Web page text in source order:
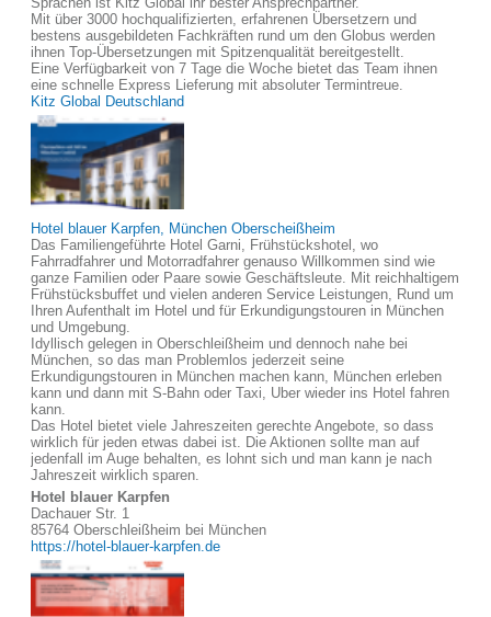
Mit über 3000 hochqualifizierten, erfahrenen Übersetzern und
bestens ausgebildeten Fachkräften rund um den Globus werden
ihnen Top-Übersetzungen mit Spitzenqualität bereitgestellt.
Eine Verfügbarkeit von 7 Tage die Woche bietet das Team ihnen
eine schnelle Express Lieferung mit absoluter Termintreue.
Kitz Global Deutschland
Hotel blauer Karpfen, München Oberscheißheim
Das Familiengeführte Hotel Garni, Frühstückshotel, wo
Fahrradfahrer und Motorradfahrer genauso Willkommen sind wie
ganze Familien oder Paare sowie Geschäftsleute. Mit reichhaltigem
Frühstücksbuffet und vielen anderen Service Leistungen, Rund um
Ihren Aufenthalt im Hotel und für Erkundigungstouren in München
und Umgebung.
Idyllisch gelegen in Oberschleißheim und dennoch nahe bei
München, so das man Problemlos jederzeit seine
Erkundigungstouren in München machen kann, München erleben
kann und dann mit S-Bahn oder Taxi, Uber wieder ins Hotel fahren
kann.
Das Hotel bietet viele Jahreszeiten gerechte Angebote, so dass
wirklich für jeden etwas dabei ist. Die Aktionen sollte man auf
jedenfall im Auge behalten, es lohnt sich und man kann je nach
Jahreszeit wirklich sparen.
Hotel blauer Karpfen
Dachauer Str. 1
85764 Oberschleißheim bei München
https://hotel-blauer-karpfen.de